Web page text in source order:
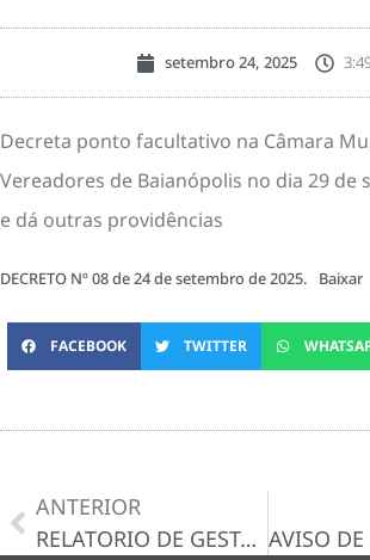
setembro 24, 2025
Decreta ponto facultativo na Câmara
Vereadores de Baianópolis no dia 29 de
e dá outras providências
DECRETO Nº 08 de 24 de setembro de 2025. Baixar
FACEBOOK TWITTER
ANTERIOR
RELATORIO DE GESTAO FISCAL (RGF) 2° QUADRIMESTRE/2025